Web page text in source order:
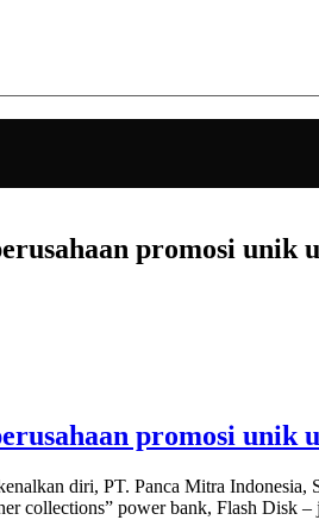
promosi unik
promosi unik
diri, PT. Panca Mitra
collections” power bank, Flash Disk